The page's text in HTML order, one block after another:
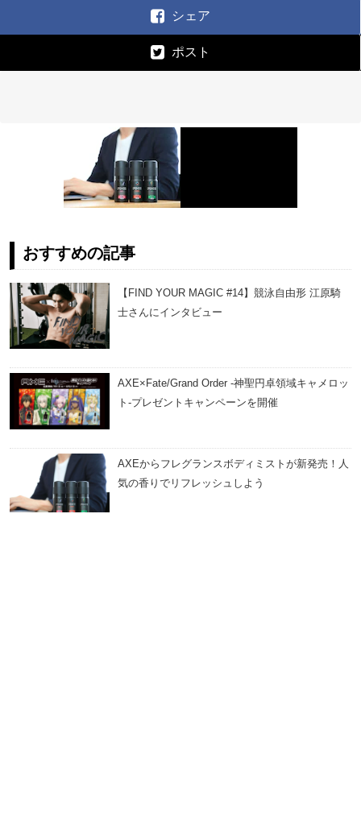
シェア
ポスト
おすすめの記事
【FIND YOUR MAGIC #14】競泳自由形 江原騎
士さんにインタビュー
AXE×Fate/Grand Order -神聖円卓領域キャメロッ
ト-プレゼントキャンペーンを開催
AXEからフレグランスボディミストが新発売！人
気の香りでリフレッシュしよう